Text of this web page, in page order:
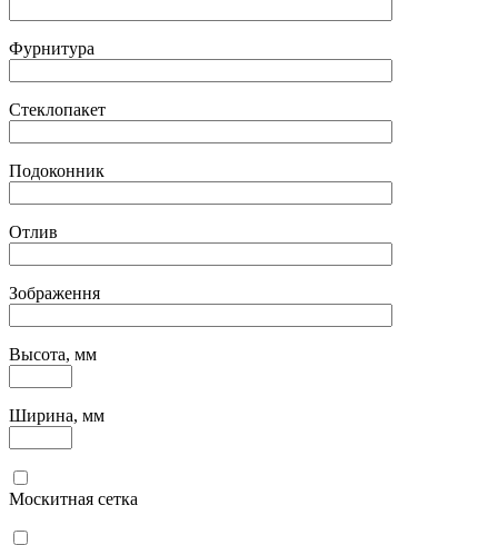
Фурнитура
Стеклопакет
Подоконник
Отлив
Зображення
Высота, мм
Ширина, мм
Москитная сетка